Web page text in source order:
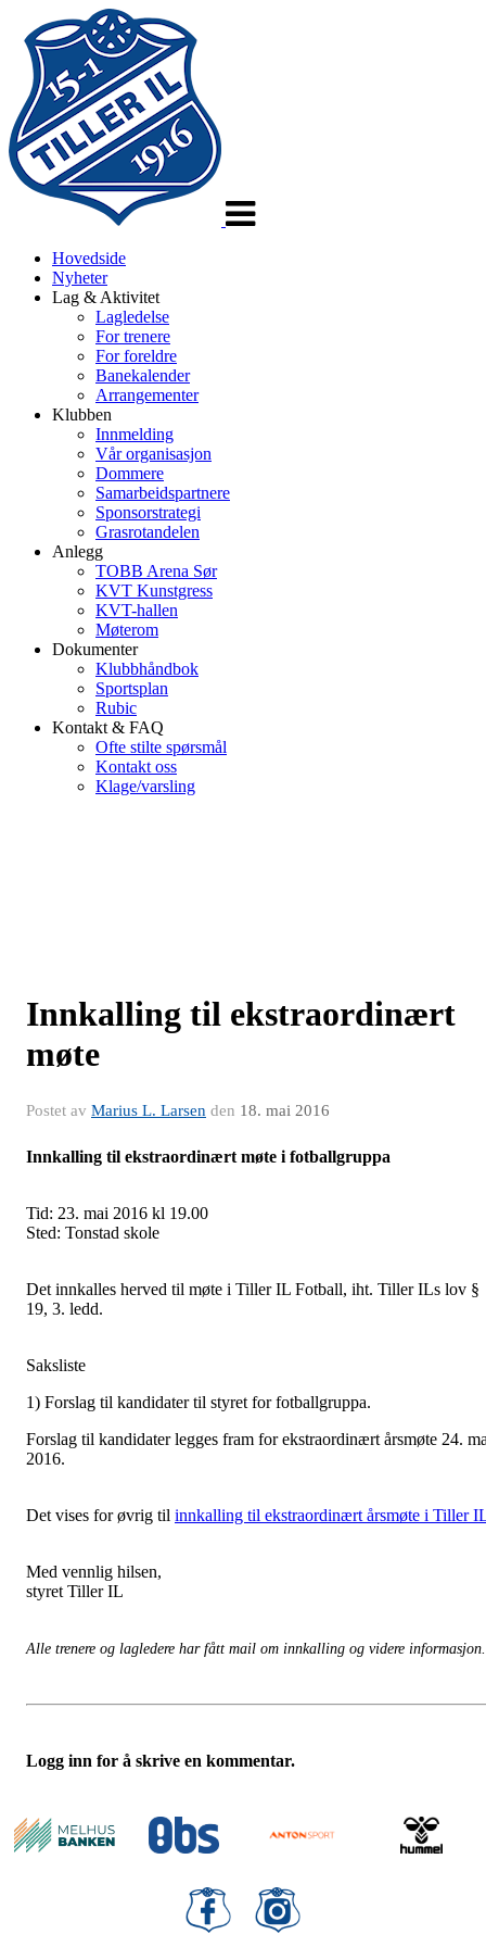
Hovedside
Nyheter
Lag & Aktivitet
Lagledelse
For trenere
For foreldre
Banekalender
Arrangementer
Klubben
Innmelding
Vår organisasjon
Dommere
Samarbeidspartnere
Sponsorstrategi
Grasrotandelen
Anlegg
TOBB Arena Sør
KVT Kunstgress
KVT-hallen
Møterom
Dokumenter
Klubbhåndbok
Sportsplan
Rubic
Kontakt & FAQ
Ofte stilte spørsmål
Kontakt oss
Klage/varsling
Innkalling til ekstraordinært
møte
Postet av Marius L. Larsen den 18. mai 2016
Innkalling til ekstraordinært møte i fotballgruppa
Tid: 23. mai 2016 kl 19.00
Sted: Tonstad skole
Det innkalles herved til møte i Tiller IL Fotball, iht. Tiller ILs lov §
19, 3. ledd.
Saksliste
1) Forslag til kandidater til styret for fotballgruppa.
Forslag til kandidater legges fram for ekstraordinært årsmøte 24.
2016.
Det vises for øvrig til innkalling til ekstraordinært årsmøte i Tiller
Med vennlig hilsen,
styret Tiller IL
Alle trenere og lagledere har fått mail om innkalling og videre informasjon.
Logg inn for å skrive en kommentar.